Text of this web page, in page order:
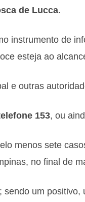
de Lucca.
instrumento de
esteja ao
e outras
153, ou
menos sete
no final de
um positivo,